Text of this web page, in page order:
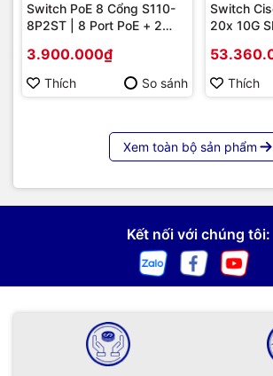
Switch PoE 8 Cổng S110-
8P2ST | 8 Port PoE + 2
3.900.000₫
Thích So sánh
Switch
20x 10G
Hàng
Thích
Xem toàn bộ sản phẩm
Kết nối với chúng tôi: